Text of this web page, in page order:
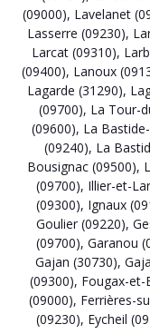
(09000), Lavelanet
Lasserre (09230),
Larcat (09310),
(09400), Lanoux
Lagarde (31290),
(09700), La Tour-
(09600), La
(09240), La
Bousignac (09500),
(09700), Illier-et-
(09300), Ignaux
Goulier (09220),
(09700), Garanou
Gajan (30730),
(09300), Fougax-et-
(09000), Ferrières-
(09230), Eycheil